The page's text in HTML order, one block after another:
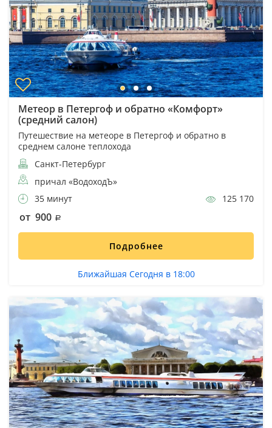
Метеор в Петергоф и обратно «Комфорт»
(средний салон)
Путешествие на метеоре в Петергоф и обратно в
среднем салоне теплохода
Санкт-Петербург
причал «ВодоходЪ»
35 минут
125 170
от 900
Подробнее
Ближайшая Сегодня в 18:00